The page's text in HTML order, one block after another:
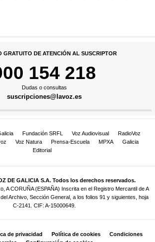
GRATUITO DE ATENCIÓN AL SUSCRIPTOR
154 218
Dudas o consultas
suscripciones@lavoz.es
Fundación SRFL Voz Audiovisual
RadioVoz
Voz Natura Prensa-Escuela MPXA
Galicia
Editorial
DE GALICIA S.A. Todos los derechos reservados.
A CORUÑA (ESPAÑA) Inscrita en el Registro Mercantil de A
Archivo, Sección General, a los folios 91 y siguientes, hoja
C-2141. CIF: A-15000649.
de privacidad Política de cookies
Condiciones